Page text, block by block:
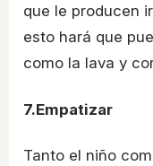
que le producen
esto hará que
como la lava y
7.Empatizar
Tanto el niño